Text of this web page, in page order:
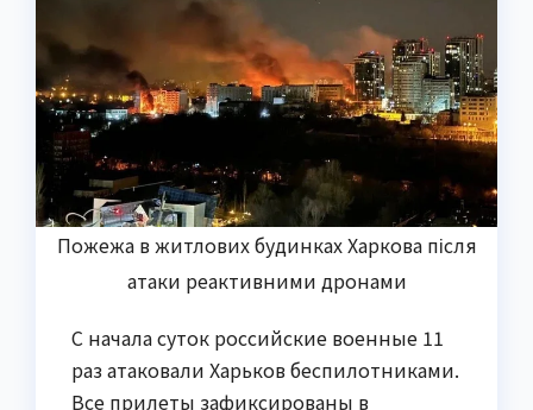
Пожежа в житлових будинках Харкова після
атаки реактивними дронами
С начала суток российские военные 11
раз атаковали Харьков беспилотниками.
Все прилеты зафиксированы в